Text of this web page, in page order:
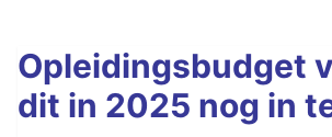
Opleidingsbudget
dit in 2025 nog in